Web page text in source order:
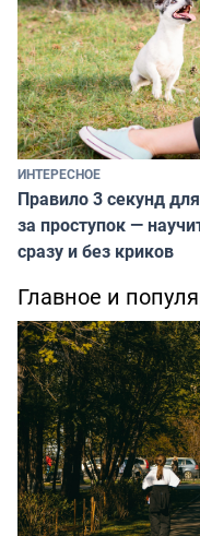
ИНТЕРЕСНОЕ
Правило 3 секунд
за проступок —
сразу и без криков
Главное и